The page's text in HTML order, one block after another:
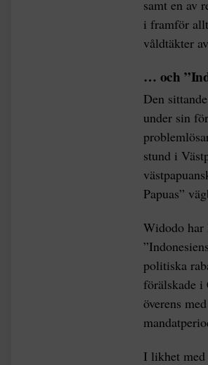
samt en av
i framför
våldtäkter
… och
Den
under sin
stund i
Papuas”
Widodo har
politiska
förälskade i
överens
I likhet med